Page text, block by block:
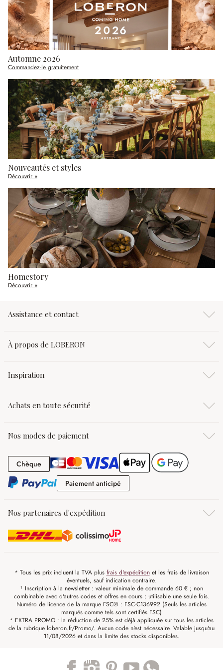
Automne 2026
Commandez-le gratuitement
Nouveautés et styles
Découvrir »
Homestory
Découvrir »
Assistance et contact
À propos de LOBERON
Inspiration
Achats en toute sécurité
Nos modes de paiement
Chèque Chèque
Paiement anticipé
Nos partenaires d'expédition
* Tous les prix incluent la TVA plus frais d'expéditionet les frais de livraison
éventuels, sauf indication contraire.
¹ Inscription à la newsletter : valeur minimale de commande 60 € ; non
combinable avec d'autres codes et offres en cours ; utilisable une seule fois.
Numéro de licence de la marque FSC® : FSC-C136992 (Seuls les articles
marqués comme tels sont certifiés FSC)
* EXTRA PROMO : la réduction de 25% est déjà appliquée sur tous les articles
de la rubrique loberon.fr/Promo/. Aucun code n'est nécessaire. Valable jusqu'au
11/08/2026 et dans la limite des stocks disponibles.